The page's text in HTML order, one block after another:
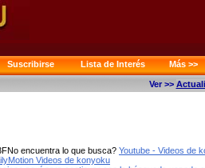
Suscribirse Lista de Interés
Más >>
Ver >>
encuentra lo que busca? Youtube - Videos de
Videos de konyoku